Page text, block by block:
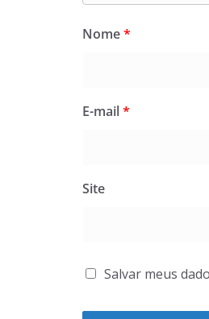
Nome*
E-mail*
Site
Salvar meus